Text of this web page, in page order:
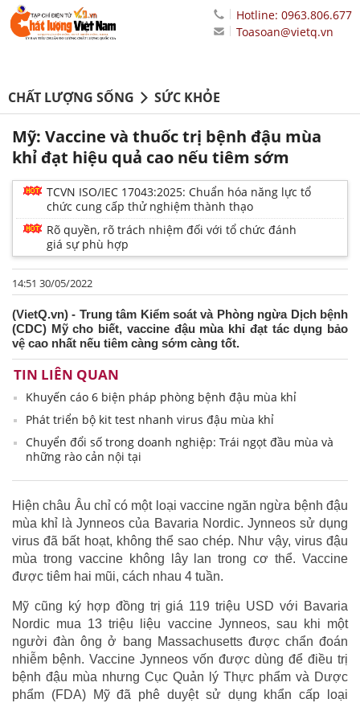
Hotline: 0963.806.677
Toasoan@vietq.vn
CHẤT LƯỢNG SỐNG SỨC KHỎE
Mỹ: Vaccine và thuốc trị bệnh đậu mùa
khỉ đạt hiệu quả cao nếu tiêm sớm
TCVN ISO/IEC 17043:2025: Chuẩn hóa năng lực tổ
chức cung cấp thử nghiệm thành thạo
Rõ quyền, rõ trách nhiệm đối với tổ chức đánh
giá sự phù hợp
14:51 30/05/2022
(VietQ.vn) - Trung tâm Kiểm soát và Phòng ngừa Dịch bệnh
(CDC) Mỹ cho biết, vaccine đậu mùa khỉ đạt tác dụng bảo
vệ cao nhất nếu tiêm càng sớm càng tốt.
TIN LIÊN QUAN
Khuyến cáo 6 biện pháp phòng bệnh đậu mùa khỉ
Phát triển bộ kit test nhanh virus đậu mùa khỉ
Chuyển đổi số trong doanh nghiệp: Trái ngọt đầu mùa và
những rào cản nội tại
Hiện châu Âu chỉ có một loại vaccine ngăn ngừa bệnh đậu
mùa khỉ là Jynneos của Bavaria Nordic. Jynneos sử dụng
virus đã bất hoạt, không thể sao chép. Như vậy, virus đậu
mùa trong vaccine không lây lan trong cơ thể. Vaccine
được tiêm hai mũi, cách nhau 4 tuần.
Mỹ cũng ký hợp đồng trị giá 119 triệu USD với Bavaria
Nordic mua 13 triệu liệu vaccine Jynneos, sau khi một
người đàn ông ở bang Massachusetts được chẩn đoán
nhiễm bệnh. Vaccine Jynneos vốn được dùng để điều trị
bệnh đậu mùa nhưng Cục Quản lý Thực phẩm và Dược
phẩm (FDA) Mỹ đã phê duyệt sử dụng khẩn cấp loại